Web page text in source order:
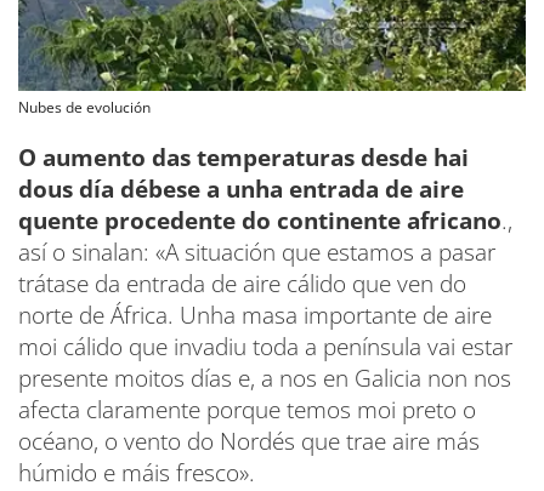
Nubes de evolución
O aumento das temperaturas desde hai
dous día débese a unha entrada de aire
quente procedente do continente africano.,
así o sinalan: «A situación que estamos a pasar
trátase da entrada de aire cálido que ven do
norte de África. Unha masa importante de aire
moi cálido que invadiu toda a península vai estar
presente moitos días e, a nos en Galicia non nos
afecta claramente porque temos moi preto o
océano, o vento do Nordés que trae aire más
húmido e máis fresco».